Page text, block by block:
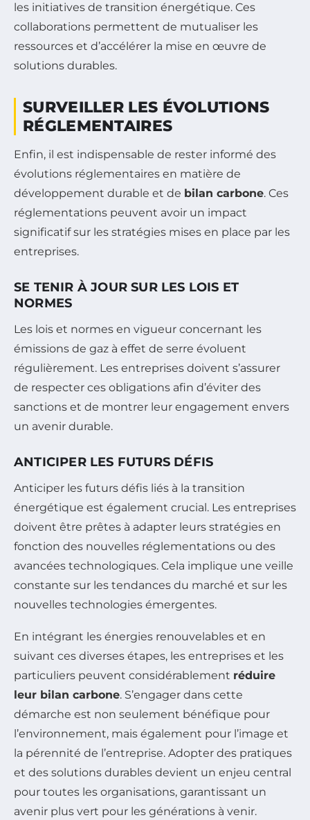
les initiatives de transition énergétique. Ces
collaborations permettent de mutualiser les
ressources et d’accélérer la mise en œuvre de
solutions durables.
SURVEILLER LES ÉVOLUTIONS
RÉGLEMENTAIRES
Enfin, il est indispensable de rester informé des
évolutions réglementaires en matière de
développement durable et de bilan carbone. Ces
réglementations peuvent avoir un impact
significatif sur les stratégies mises en place par les
entreprises.
SE TENIR À JOUR SUR LES LOIS ET
NORMES
Les lois et normes en vigueur concernant les
émissions de gaz à effet de serre évoluent
régulièrement. Les entreprises doivent s’assurer
de respecter ces obligations afin d’éviter des
sanctions et de montrer leur engagement envers
un avenir durable.
ANTICIPER LES FUTURS DÉFIS
Anticiper les futurs défis liés à la transition
énergétique est également crucial. Les entreprises
doivent être prêtes à adapter leurs stratégies en
fonction des nouvelles réglementations ou des
avancées technologiques. Cela implique une veille
constante sur les tendances du marché et sur les
nouvelles technologies émergentes.
En intégrant les énergies renouvelables et en
suivant ces diverses étapes, les entreprises et les
particuliers peuvent considérablement réduire
leur bilan carbone. S’engager dans cette
démarche est non seulement bénéfique pour
l’environnement, mais également pour l’image et
la pérennité de l’entreprise. Adopter des pratiques
et des solutions durables devient un enjeu central
pour toutes les organisations, garantissant un
avenir plus vert pour les générations à venir.